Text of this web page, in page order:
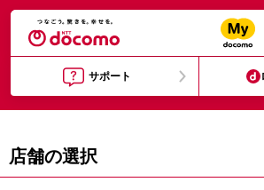
サポート
店舗の選択